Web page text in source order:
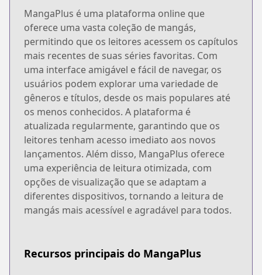
MangaPlus é uma plataforma online que
oferece uma vasta coleção de mangás,
permitindo que os leitores acessem os capítulos
mais recentes de suas séries favoritas. Com
uma interface amigável e fácil de navegar, os
usuários podem explorar uma variedade de
gêneros e títulos, desde os mais populares até
os menos conhecidos. A plataforma é
atualizada regularmente, garantindo que os
leitores tenham acesso imediato aos novos
lançamentos. Além disso, MangaPlus oferece
uma experiência de leitura otimizada, com
opções de visualização que se adaptam a
diferentes dispositivos, tornando a leitura de
mangás mais acessível e agradável para todos.
Recursos principais do MangaPlus